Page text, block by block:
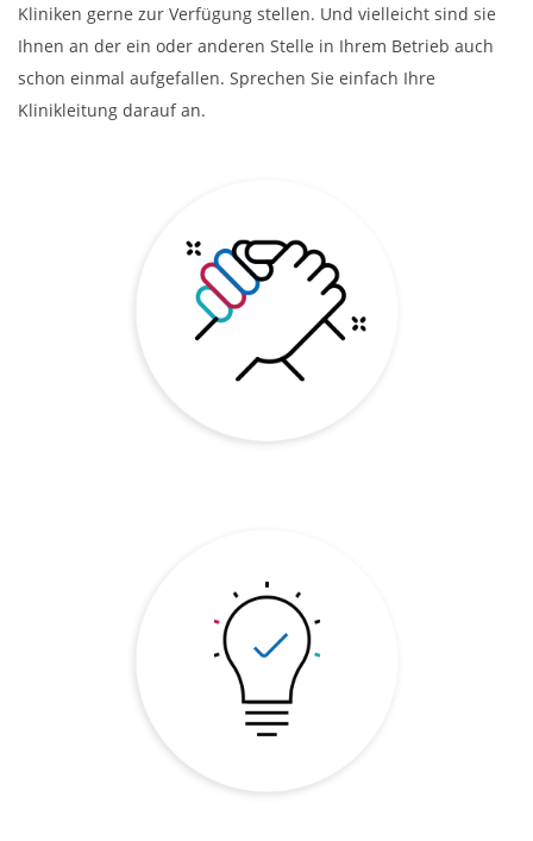
Kliniken gerne zur Verfügung stellen. Und vielleicht sind sie
Ihnen an der ein oder anderen Stelle in Ihrem Betrieb auch
schon einmal aufgefallen. Sprechen Sie einfach Ihre
Klinikleitung darauf an.